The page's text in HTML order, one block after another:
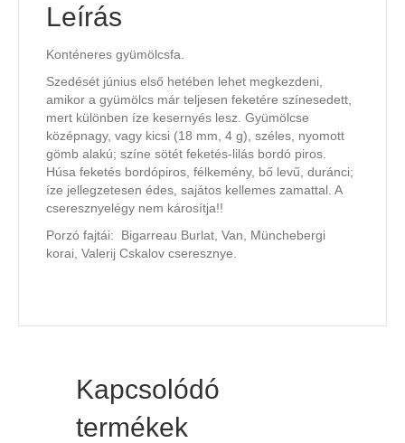
Leírás
Konténeres gyümölcsfa.
Szedését június első hetében lehet megkezdeni,
amikor a gyümölcs már teljesen feketére színesedett,
mert különben íze kesernyés lesz. Gyümölcse
középnagy, vagy kicsi (18 mm, 4 g), széles, nyomott
gömb alakú; színe sötét feketés-lilás bordó piros.
Húsa feketés bordópiros, félkemény, bő levű, duránci;
íze jellegzetesen édes, sajátos kellemes zamattal. A
cseresznyelégy nem károsítja!!
Porzó fajtái: Bigarreau Burlat, Van, Münchebergi
korai, Valerij Cskalov cseresznye.
Kapcsolódó
termékek